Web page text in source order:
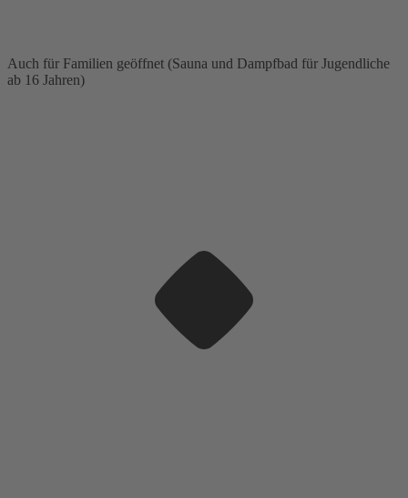
Auch für Familien geöffnet (Sauna und Dampfbad für Jugendliche
ab 16 Jahren)